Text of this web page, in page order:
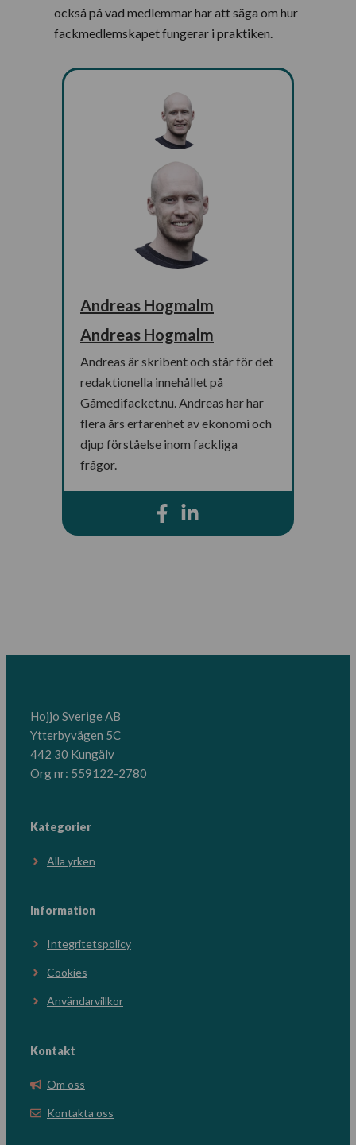
också på vad medlemmar har att säga om hur
fackmedlemskapet fungerar i praktiken.
Andreas Hogmalm
Andreas Hogmalm
Andreas är skribent och står för det
redaktionella innehållet på
Gåmedifacket.nu. Andreas har har
flera års erfarenhet av ekonomi och
djup förståelse inom fackliga
frågor.
Hojjo Sverige AB
Ytterbyvägen 5C
442 30 Kungälv
Org nr: 559122-2780
Kategorier
Alla yrken
Information
Integritetspolicy
Cookies
Användarvillkor
Kontakt
Om oss
Kontakta oss